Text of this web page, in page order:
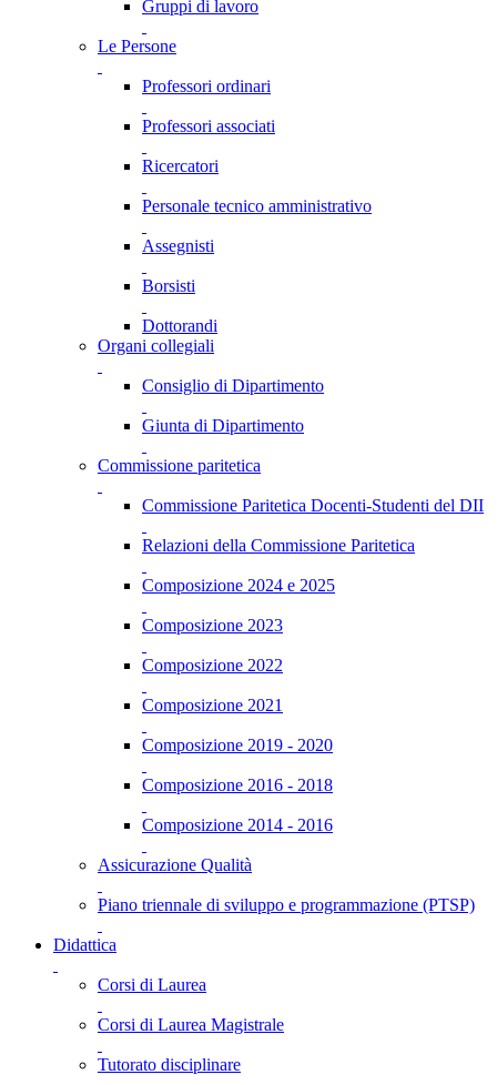
Gruppi di lavoro
Le Persone
Professori ordinari
Professori associati
Ricercatori
Personale tecnico amministrativo
Assegnisti
Borsisti
Dottorandi
Organi collegiali
Consiglio di Dipartimento
Giunta di Dipartimento
Commissione paritetica
Commissione Paritetica Docenti-Studenti del DII
Relazioni della Commissione Paritetica
Composizione 2024 e 2025
Composizione 2023
Composizione 2022
Composizione 2021
Composizione 2019 - 2020
Composizione 2016 - 2018
Composizione 2014 - 2016
Assicurazione Qualità
Piano triennale di sviluppo e programmazione (PTSP)
Didattica
Corsi di Laurea
Corsi di Laurea Magistrale
Tutorato disciplinare